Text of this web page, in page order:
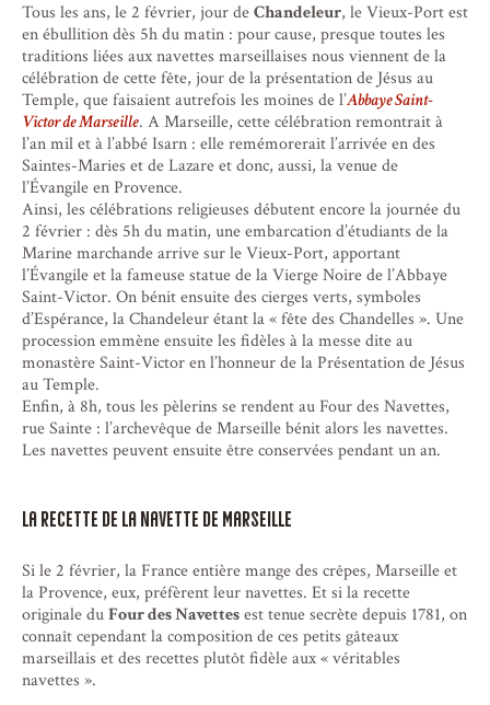
Tous les ans, le 2 février, jour deChandeleur, le Vieux-Port est
en ébullition dès 5h du matin : pour cause, presque toutes les
traditions liées aux navettes marseillaises nous viennent de la
célébration de cette fête, jour de la présentation de Jésus au
Temple, que faisaient autrefois les moines de l’Abbaye Saint-
Victor de Marseille. A Marseille, cette célébration remontrait à
l’an mil et à l’abbé Isarn : elle remémorerait l’arrivée en des
Saintes-Maries et de Lazare et donc, aussi, la venue de
l’Évangile en Provence.
Ainsi, les célébrations religieuses débutent encore la journée du
2 février : dès 5h du matin, une embarcation d’étudiants de la
Marine marchande arrive sur le Vieux-Port, apportant
l’Évangile et la fameuse statue de la Vierge Noire de l’Abbaye
Saint-Victor. On bénit ensuite des cierges verts, symboles
d’Espérance, la Chandeleur étant la « fête des Chandelles ». Une
procession emmène ensuite les fidèles à la messe dite au
monastère Saint-Victor en l’honneur de la Présentation de Jésus
au Temple.
Enfin, à 8h, tous les pèlerins se rendent au Four des Navettes,
rue Sainte : l’archevêque de Marseille bénit alors les navettes.
Les navettes peuvent ensuite être conservées pendant un an.
La recette de la navette de Marseille
Si le 2 février, la France entière mange des crêpes, Marseille et
la Provence, eux, préfèrent leur navettes. Et si la recette
originale duFour des Navettesest tenue secrète depuis 1781, on
connaît cependant la composition de ces petits gâteaux
marseillais et des recettes plutôt fidèle aux « véritables
navettes ».